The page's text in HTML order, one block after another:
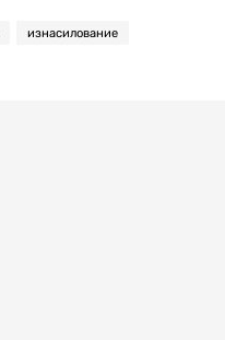
изнасилование